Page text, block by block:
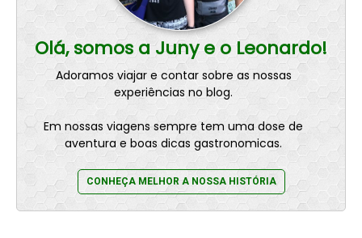
Olá, somos a Juny e o Leonardo!
Adoramos viajar e contar sobre as nossas
experiências no blog.
Em nossas viagens sempre tem uma dose de
aventura e boas dicas gastronomicas.
CONHEÇA MELHOR A NOSSA HISTÓRIA